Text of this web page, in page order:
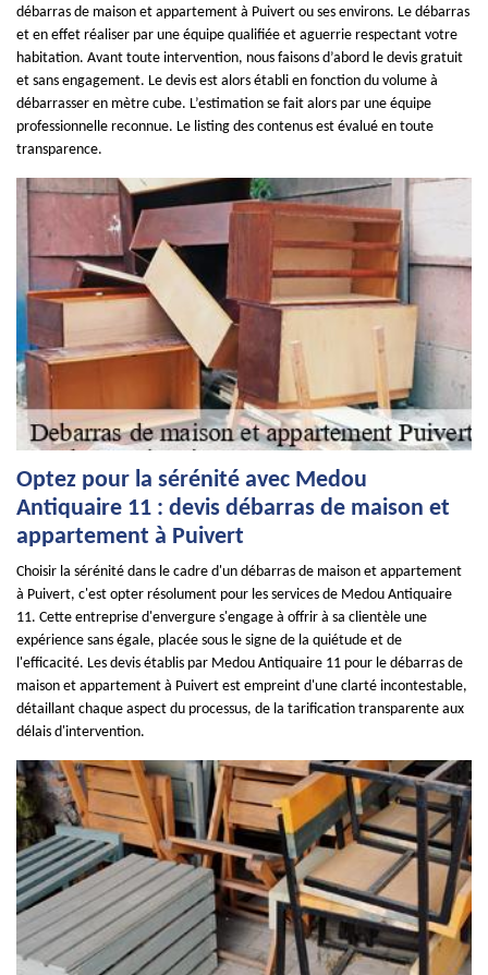
débarras de maison et appartement à Puivert ou ses environs. Le débarras
et en effet réaliser par une équipe qualifiée et aguerrie respectant votre
habitation. Avant toute intervention, nous faisons d’abord le devis gratuit
et sans engagement. Le devis est alors établi en fonction du volume à
débarrasser en mètre cube. L’estimation se fait alors par une équipe
professionnelle reconnue. Le listing des contenus est évalué en toute
transparence.
Optez pour la sérénité avec Medou
Antiquaire 11 : devis débarras de maison et
appartement à Puivert
Choisir la sérénité dans le cadre d'un débarras de maison et appartement
à Puivert, c'est opter résolument pour les services de Medou Antiquaire
11. Cette entreprise d'envergure s'engage à offrir à sa clientèle une
expérience sans égale, placée sous le signe de la quiétude et de
l'efficacité. Les devis établis par Medou Antiquaire 11 pour le débarras de
maison et appartement à Puivert est empreint d'une clarté incontestable,
détaillant chaque aspect du processus, de la tarification transparente aux
délais d'intervention.